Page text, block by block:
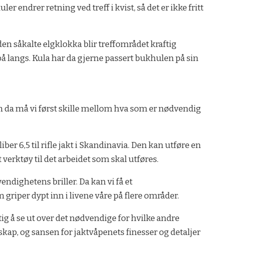
endrer retning ved treff i kvist, så det er ikke fritt
såkalte elgklok­ka blir treffområdet kraftig
langs. Kula har da gjerne passert bukhulen på sin
da må vi først skille mel­lom hva som er nødvendig
6,5 til rifle­ jakt i Skandinavia. Den kan utføre en
til det arbeidet som skal utføres.
briller. Da kan vi få et
dypt inn i livene våre på flere områder.
å se ut over det nødvendige for hvilke andre
og sansen for jaktvåpenets finesser og detaljer